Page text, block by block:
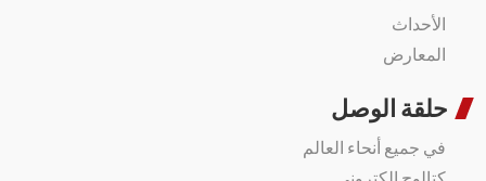
الأحداث
المعارض
حلقة الوصل
في جميع أنحاء العالم